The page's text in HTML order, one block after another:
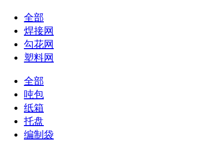
全部
焊接网
勾花网
塑料网
全部
吨包
纸箱
托盘
编制袋